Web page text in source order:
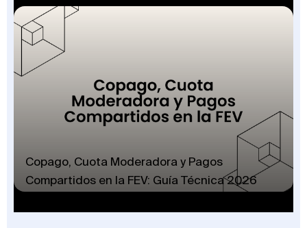
Copago, Cuota Moderadora y Pagos
Compartidos en la FEV: Guía Técnica 2026